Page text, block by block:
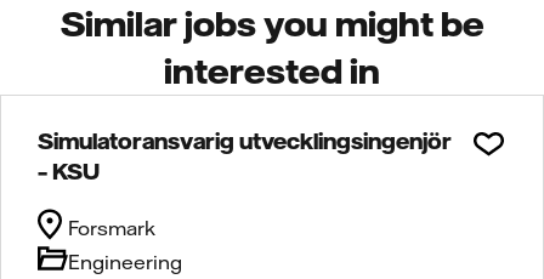
Similar jobs you might be
interested in
Simulatoransvarig utvecklingsingenjör
– KSU
Engineering
Forsmark